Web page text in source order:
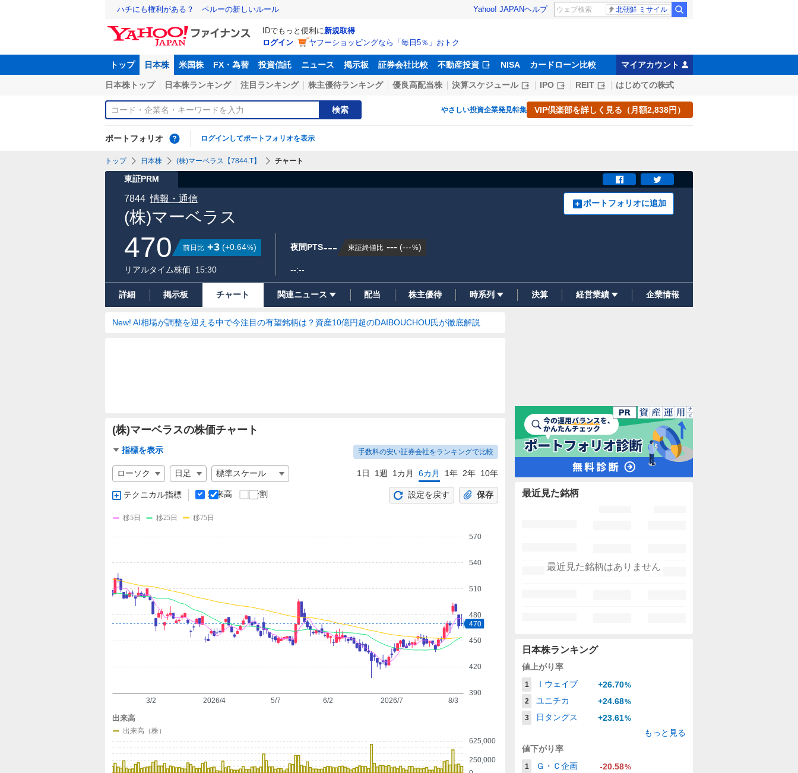
ハチにも権利がある？ ペルーの新しいルール Yahoo! JAPANヘルプ 北朝鮮 ミサイル
IDでもっと便利に新規取得
ログイン
ヤフーショッピングなら「毎日5％」おトク
トップ 日本株 米国株 FX・為替 投資信託 ニュース 掲示板 証券会社比較 不動産投資 NISA カードローン比較 マイアカウント
日本株トップ 日本株ランキング 注目ランキング 株主優待ランキング 優良高配当株 決算スケジュール IPO REIT はじめての株式
検索 やさしい投資企業発見特集 VIP倶楽部を詳しく見る（月額2,838円）
ポートフォリオ ログインしてポートフォリオを表示
トップ 日本株 (株)マーベラス【7844.T】 チャート
東証PRM
(株)マーベラス
7844 情報・通信 ポートフォリオに追加
470 前日比 +3 (+0.64%)
リアルタイム株価 15:30
夜間PTS--- 東証終値比 --- (---%)
--:--
詳細 掲示板 チャート 関連ニュース 配当 株主優待 時系列 決算 経営業績 企業情報
New! AI相場が調整を迎える中で今注目の有望銘柄は？資産10億円超のDAIBOUCHOU氏が徹底解説
(株)マーベラスの株価チャート
チ
ャ
ー
ト
指
標
手数料の安い証券会社をランキングで比較
指標を表示
チ
ャ
ー
の
定
1日 1週 1カ月 6カ月 1年 2年 10年
テクニカル指標 出来高 分割 設定を戻す 保存
390
420
450
480
510
540
570
2026/4 2026/7
3/2 5/7 6/2 8/3
470
移5日 移25日 移75日
250,000
625,000
出来高
出来高（株）
最近見た銘柄
最近見た銘柄はありません
日本株ランキング
値上がり率
1 Ｉウェイブ +26.70%
2
ユニチカ +24.68%
3
日タングス +23.61%
もっと見る
値下がり率
1 Ｇ・Ｃ企画 -20.58%